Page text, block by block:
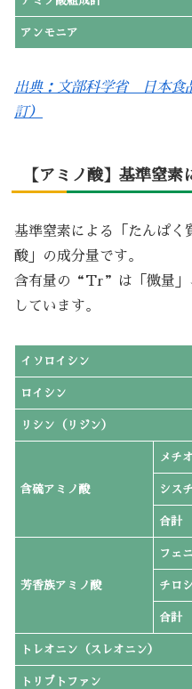
アンモニア
出典：文部科学省 日本食
訂）
【アミノ酸】基準窒
基準窒素による「たんぱく
酸」の成分量です。
含有量の“Tr”は「微量
しています。
イソロイシン
ロイシン
リシン（リジン）
含硫アミノ酸
メチ
シス
合計
芳香族アミノ酸
フェ
チロ
合計
トレオニン（スレオニン）
トリプトファン